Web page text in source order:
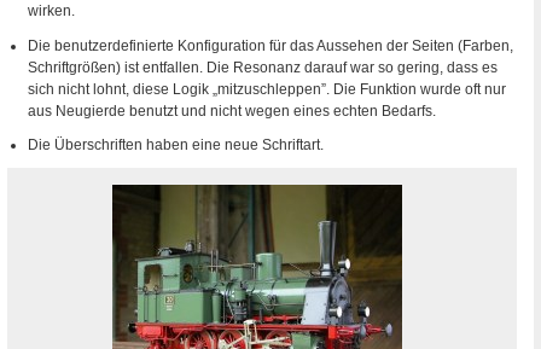
wirken.
Die benutzerdefinierte Konfiguration für das Aussehen der Seiten (Farben,
Schriftgrößen) ist entfallen. Die Resonanz darauf war so gering, dass es
sich nicht lohnt, diese Logik „mitzuschleppen”. Die Funktion wurde oft nur
aus Neugierde benutzt und nicht wegen eines echten Bedarfs.
Die Überschriften haben eine neue Schriftart.